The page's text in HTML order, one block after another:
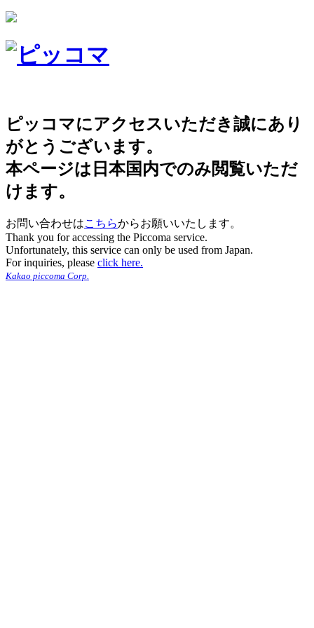
ピッコマにアクセスいただき誠にあり
がとうございます。
本ページは日本国内でのみ閲覧いただ
けます。
お問い合わせはこちらからお願いいたします。
Thank you for accessing the Piccoma service.
Unfortunately, this service can only be used from Japan.
For inquiries, please click here.
Kakao piccoma Corp.